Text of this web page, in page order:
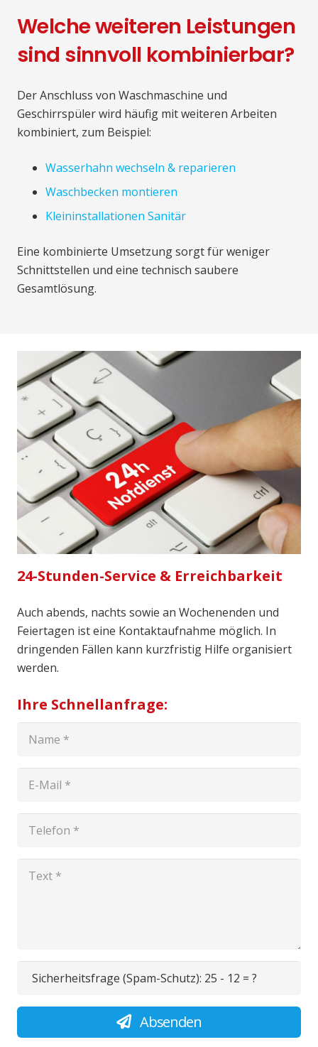
Welche weiteren Leistungen
sind sinnvoll kombinierbar?
Der Anschluss von Waschmaschine und
Geschirrspüler wird häufig mit weiteren Arbeiten
kombiniert, zum Beispiel:
Wasserhahn wechseln & reparieren
Waschbecken montieren
Kleininstallationen Sanitär
Eine kombinierte Umsetzung sorgt für weniger
Schnittstellen und eine technisch saubere
Gesamtlösung.
24-Stunden-Service & Erreichbarkeit
Auch abends, nachts sowie an Wochenenden und
Feiertagen ist eine Kontaktaufnahme möglich. In
dringenden Fällen kann kurzfristig Hilfe organisiert
werden.
Ihre Schnellanfrage:
Sicherheitsfrage (Spam-Schutz): 25 - 12 = ?
Absenden